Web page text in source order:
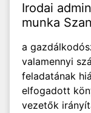
Irodai
munka
a
valamennyi
feladatának
elfogadott
vezetők